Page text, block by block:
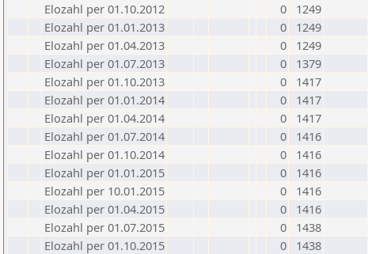
Elozahl per 01.10.2012
0
1249
Elozahl per 01.01.2013
0
1249
Elozahl per 01.04.2013
0
1249
Elozahl per 01.07.2013
0
1379
Elozahl per 01.10.2013
0
1417
Elozahl per 01.01.2014
0
1417
Elozahl per 01.04.2014
0
1417
Elozahl per 01.07.2014
0
1416
Elozahl per 01.10.2014
0
1416
Elozahl per 01.01.2015
0
1416
Elozahl per 10.01.2015
0
1416
Elozahl per 01.04.2015
0
1416
Elozahl per 01.07.2015
0
1438
Elozahl per 01.10.2015
0
1438